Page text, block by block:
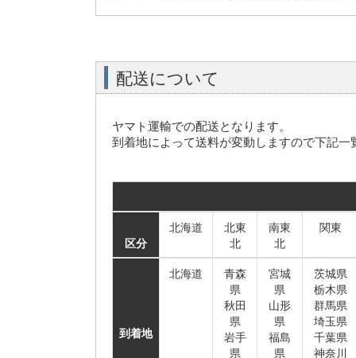
配送について
ヤマト運輸での配送となります。
到着地によって送料が変動しますので下記
区分
北海道
北東
北
南東
北
関東
到着地
北海道
青森
県
秋田
県
岩手
県
宮城
県
山形
県
福島
県
茨城県
栃木県
群馬県
埼玉県
千葉県
神奈川